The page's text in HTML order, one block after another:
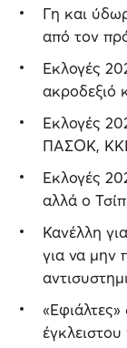
Γη και
από τον
Εκλογές
ακροδεξιό
Εκλογές
ΠΑΣΟΚ,
Εκλογές
αλλά ο
Κανέλλη
για να μην
έγκλειστου